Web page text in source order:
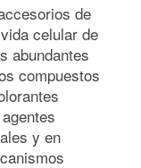
de
celular de
abundantes
compuestos
y en